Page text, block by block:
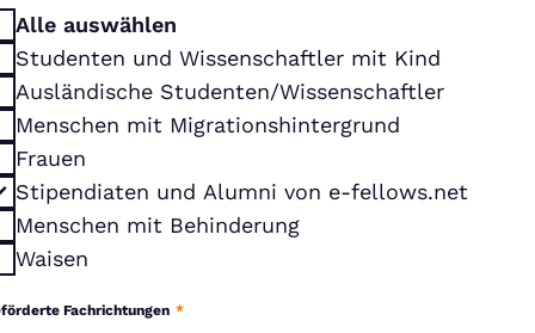
Alle auswählen
Studenten und Wissenschaftler mit Kind
Ausländische Studenten/Wissenschaftler
Menschen mit Migrationshintergrund
Frauen
Stipendiaten und Alumni von e-fellows.net
Menschen mit Behinderung
Waisen
Fachrichtungen *